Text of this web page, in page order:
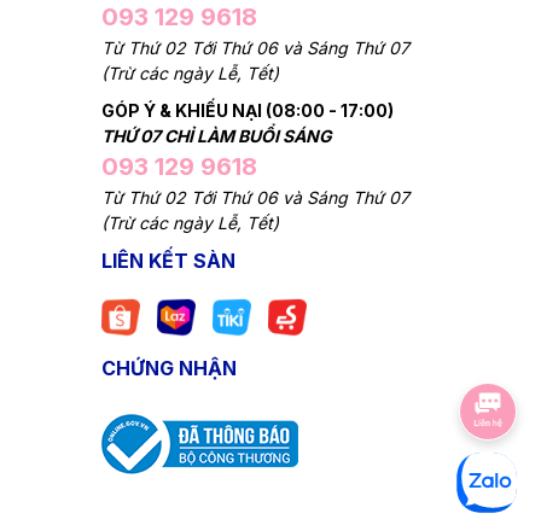
093 129 9618
Từ Thứ 02 Tới Thứ 06 và Sáng Thứ 07
(Trừ các ngày Lễ, Tết)
GÓP Ý & KHIẾU NẠI (08:00 - 17:00)
THỨ 07 CHỈ LÀM BUỔI SÁNG
093 129 9618
Từ Thứ 02 Tới Thứ 06 và Sáng Thứ 07
(Trừ các ngày Lễ, Tết)
LIÊN KẾT SÀN
CHỨNG NHẬN